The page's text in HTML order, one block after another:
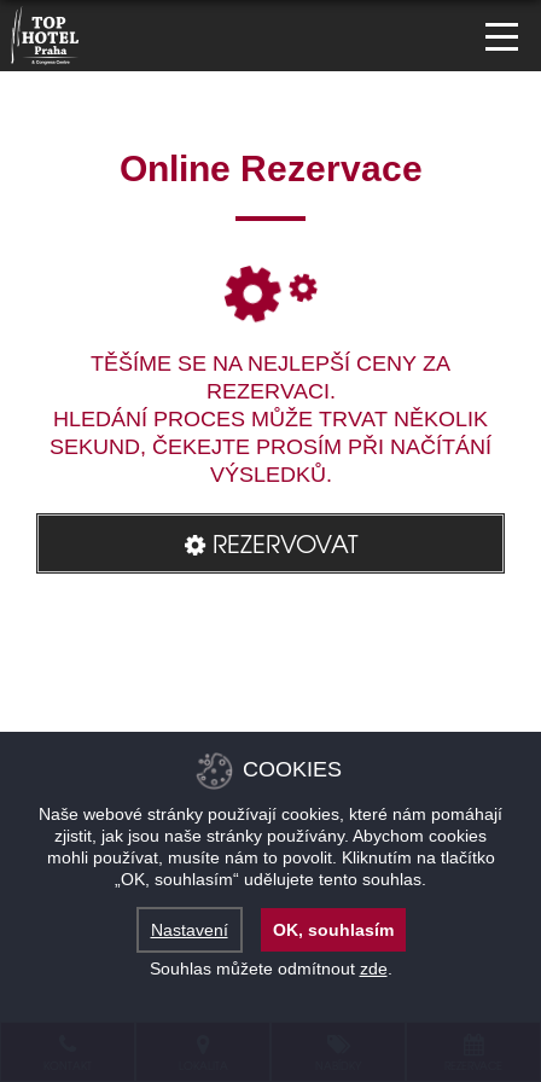
Online Rezervace
TĚŠÍME SE NA NEJLEPŠÍ CENY ZA
REZERVACI.
HLEDÁNÍ PROCES MŮŽE TRVAT NĚKOLIK
SEKUND, ČEKEJTE PROSÍM PŘI NAČÍTÁNÍ
VÝSLEDKŮ.
REZERVOVAT
COOKIES
Naše webové stránky používají cookies, které nám pomáhají
zjistit, jak jsou naše stránky používány. Abychom cookies
mohli používat, musíte nám to povolit. Kliknutím na tlačítko
„OK, souhlasím“ udělujete tento souhlas.
Nastavení
OK, souhlasím
Souhlas můžete odmítnout zde.